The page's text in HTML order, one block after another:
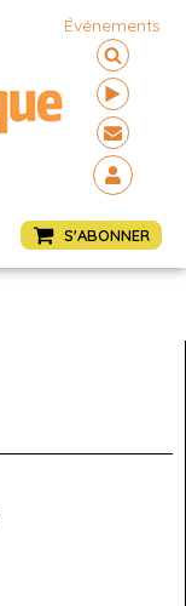
Événements
S'ABONNER